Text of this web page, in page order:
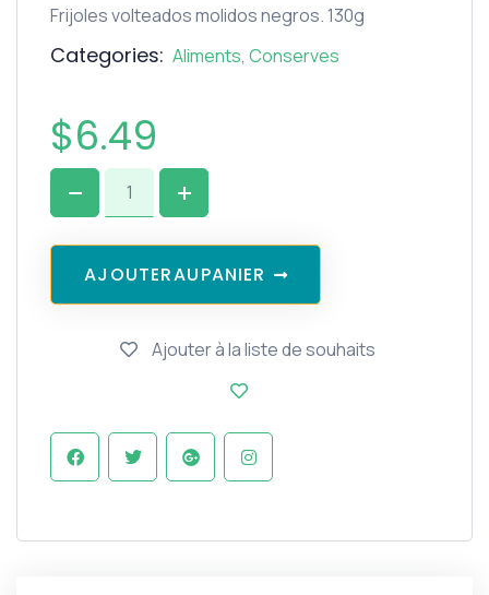
Frijoles volteados molidos negros. 130g
Categories: Aliments, Conserves
$6.49
AJ OUTERAUPANIER
Ajouter à la liste de souhaits